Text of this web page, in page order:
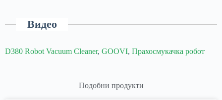
Видео
D380 Robot Vacuum Cleaner, GOOVI, Прахосмукачка робот
Подобни продукти